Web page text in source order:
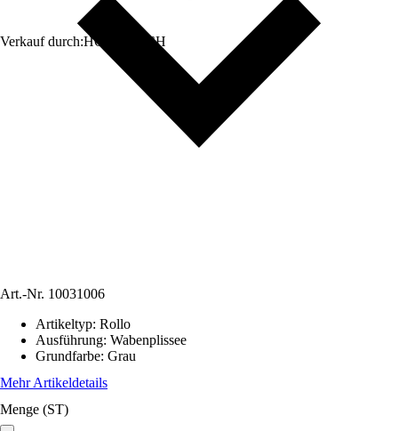
Verkauf durch:HORNBACH
Art.-Nr. 10031006
Artikeltyp: Rollo
Ausführung: Wabenplissee
Grundfarbe: Grau
Mehr Artikeldetails
Menge (ST)